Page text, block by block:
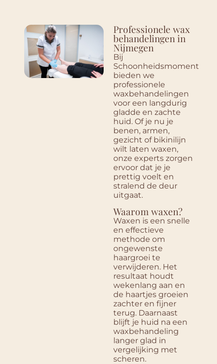
Professionele wax
behandelingen in
Nijmegen
Bij
Schoonheidsmoment
bieden we
professionele
waxbehandelingen
voor een langdurig
gladde en zachte
huid. Of je nu je
benen, armen,
gezicht of bikinilijn
wilt laten waxen,
onze experts zorgen
ervoor dat je je
prettig voelt en
stralend de deur
uitgaat.
Waarom waxen?
Waxen is een snelle
en effectieve
methode om
ongewenste
haargroei te
verwijderen. Het
resultaat houdt
wekenlang aan en
de haartjes groeien
zachter en fijner
terug. Daarnaast
blijft je huid na een
waxbehandeling
langer glad in
vergelijking met
scheren.